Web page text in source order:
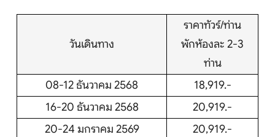
วันเดินทาง
ราคาทัวร์/ท่าน
พักห้องละ 2-3
ท่าน
08-12 ธันวาคม 2568
18,919.-
16-20 ธันวาคม 2568
20,919.-
20-24 มกราคม 2569
20,919.-